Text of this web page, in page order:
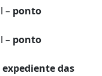
– ponto
– ponto
expediente das